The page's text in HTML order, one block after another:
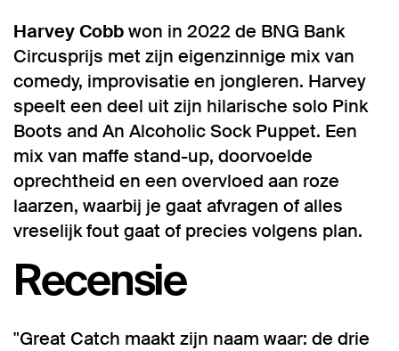
Harvey Cobbwon in 2022 de BNG Bank
Circusprijs met zijn eigenzinnige mix van
comedy, improvisatie en jongleren. Harvey
speelt een deel uit zijn hilarische solo Pink
Boots and An Alcoholic Sock Puppet. Een
mix van maffe stand-up, doorvoelde
oprechtheid en een overvloed aan roze
laarzen, waarbij je gaat afvragen of alles
vreselijk fout gaat of precies volgens plan.
Recensie
"Great Catch maakt zijn naam waar: de drie